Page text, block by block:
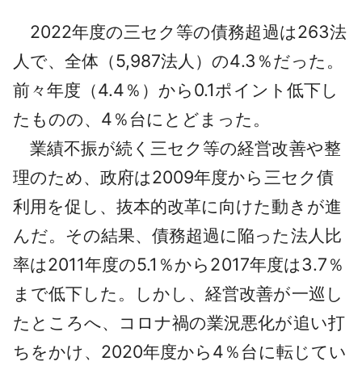
2022年度の三セク等の債務超過は263法
人で、全体（5,987法人）の4.3％だった。
前々年度（4.4％）から0.1ポイント低下し
たものの、4％台にとどまった。
業績不振が続く三セク等の経営改善や整
理のため、政府は2009年度から三セク債
利用を促し、抜本的改革に向けた動きが進
んだ。その結果、債務超過に陥った法人比
率は2011年度の5.1％から2017年度は3.7％
まで低下した。しかし、経営改善が一巡し
たところへ、コロナ禍の業況悪化が追い打
ちをかけ、2020年度から4％台に転じてい